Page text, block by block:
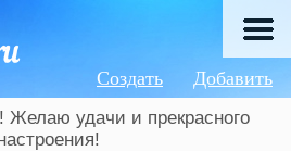
Добавить
Создать
удачи и прекрасного